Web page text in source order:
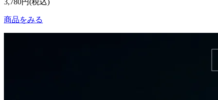
商品をみる